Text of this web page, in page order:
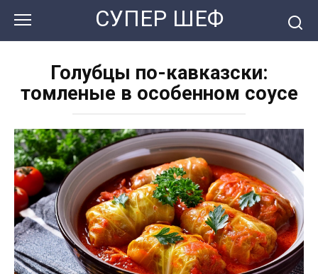
контенту
СУПЕР ШЕФ
Голубцы по-кавказски:
томленые в особенном соусе